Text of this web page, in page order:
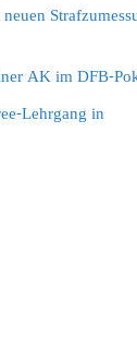
AK im DFB-
Lehrgang in